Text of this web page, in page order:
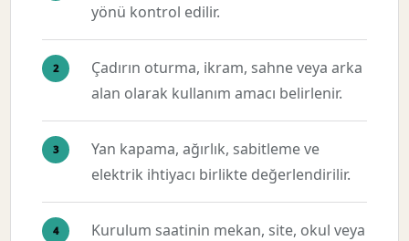
yönü kontrol edilir.
Çadırın oturma, ikram, sahne veya arka
alan olarak kullanım amacı belirlenir.
Yan kapama, ağırlık, sabitleme ve
elektrik ihtiyacı birlikte değerlendirilir.
Kurulum saatinin mekan, site, okul veya